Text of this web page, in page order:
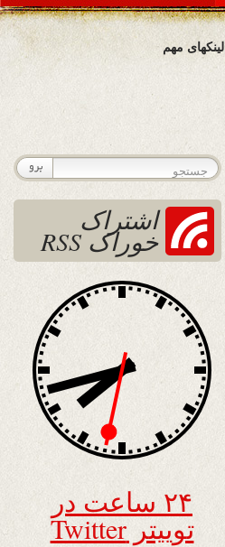
لینکهای مهم
اشتراک
خوراک RSS
۲۴ ساعت در
توییتر Twitter